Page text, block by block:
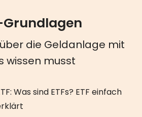
Grundlagen
die Geldanlage mit
wissen musst
Was sind ETFs? ETF einfach